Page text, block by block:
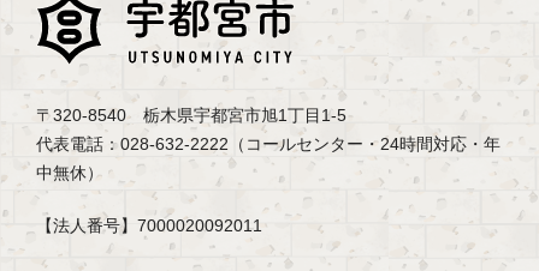
〒320-8540 栃木県宇都宮市旭1丁目1-5
代表電話：028-632-2222（コールセンター・24時間対応・年
中無休）
【法人番号】7000020092011